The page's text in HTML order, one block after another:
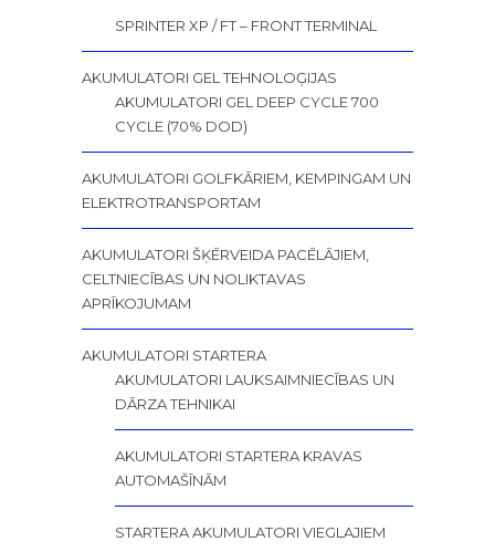
SPRINTER XP / FT – FRONT TERMINAL
AKUMULATORI GEL TEHNOLOĢIJAS
AKUMULATORI GEL DEEP CYCLE 700
CYCLE (70% DOD)
AKUMULATORI GOLFKĀRIEM, KEMPINGAM UN
ELEKTROTRANSPORTAM
AKUMULATORI ŠĶĒRVEIDA PACĒLĀJIEM,
CELTNIECĪBAS UN NOLIKTAVAS
APRĪKOJUMAM
AKUMULATORI STARTERA
AKUMULATORI LAUKSAIMNIECĪBAS UN
DĀRZA TEHNIKAI
AKUMULATORI STARTERA KRAVAS
AUTOMAŠĪNĀM
STARTERA AKUMULATORI VIEGLAJIEM